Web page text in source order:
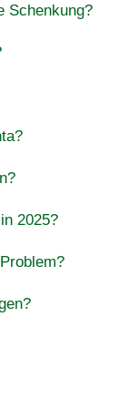
Schenkung?
2025?